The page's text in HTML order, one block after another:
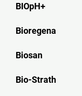
BIOpH+
Bioregena
Biosan
Bio-Strath